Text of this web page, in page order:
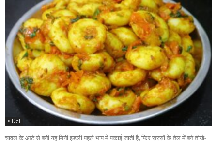
नाश्ता
चावल के आटे से बनी यह मिनी इडली पहले भाप में पकाई जाती है, फिर सरसों के तेल में बने तीखे-